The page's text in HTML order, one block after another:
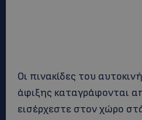
Οι πινακίδες του
άφιξης καταγράφονται
εισέρχεστε στον χώρο